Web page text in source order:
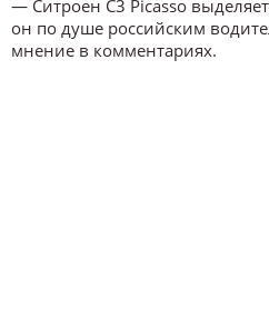
— Ситроен C3 Picasso
он по душе российским
мнение в комментариях.